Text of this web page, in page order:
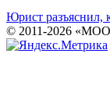
Юрист разъяснил,
© 2011-2026